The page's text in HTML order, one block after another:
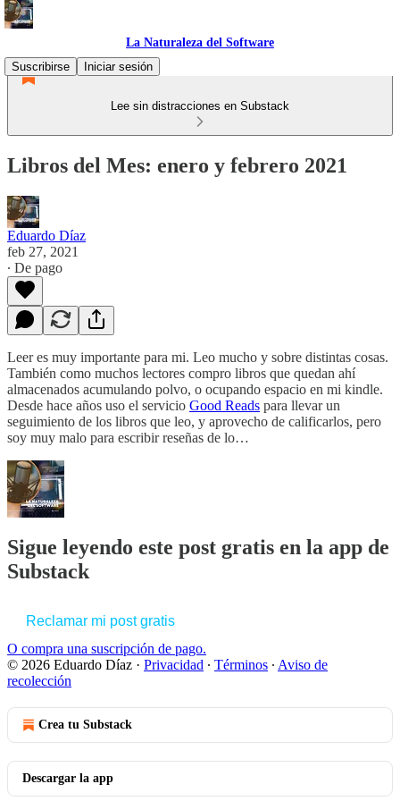
La Naturaleza del Software
Suscribirse
Iniciar sesión
Lee sin distracciones en Substack
Libros del Mes: enero y febrero 2021
Eduardo Díaz
feb 27, 2021
∙ De pago
Leer es muy importante para mi. Leo mucho y sobre distintas cosas.
También como muchos lectores compro libros que quedan ahí
almacenados acumulando polvo, o ocupando espacio en mi kindle.
Desde hace años uso el servicio Good Reads para llevar un
seguimiento de los libros que leo, y aprovecho de calificarlos, pero
soy muy malo para escribir reseñas de lo…
Sigue leyendo este post gratis en la app de
Substack
Reclamar mi post gratis
O compra una suscripción de pago.
© 2026 Eduardo Díaz · Privacidad ∙ Términos ∙ Aviso de
recolección
Crea tu Substack
Descargar la app